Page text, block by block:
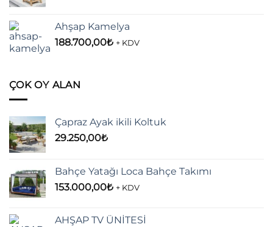
Ahşap Kamelya
188.700,00₺ + KDV
ÇOK OY ALAN
Çapraz Ayak ikili Koltuk
29.250,00₺
Bahçe Yatağı Loca Bahçe Takımı
153.000,00₺ + KDV
AHŞAP TV ÜNİTESİ